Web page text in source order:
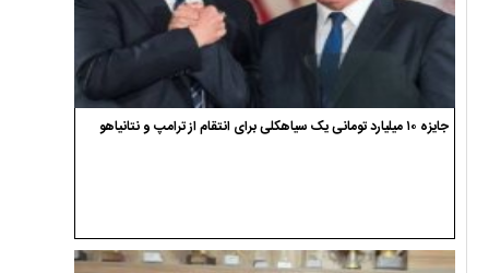
جایزه ۱۰ میلیارد تومانی یک سیاهکلی برای انتقام از ترامپ و نتانیاهو